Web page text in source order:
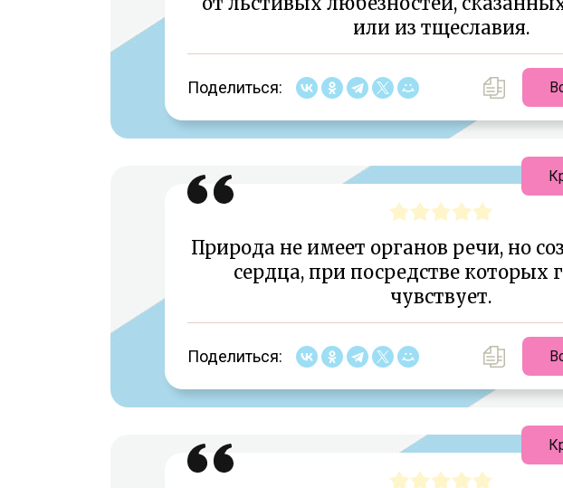
или из тщеславия.
Поделиться:
Природа не имеет органов речи, но
сердца, при посредстве которых
чувствует.
Поделиться: